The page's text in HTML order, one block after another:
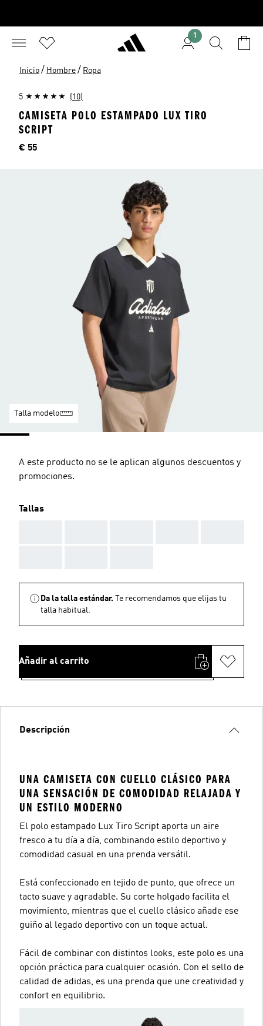
1
Inicio / Hombre / Ropa
5 (10)
CAMISETA POLO ESTAMPADO LUX TIRO
SCRIPT
Precio
€ 55
Talla modelo
A este producto no se le aplican algunos descuentos y
promociones.
Tallas
Da la talla estándar.
Te recomendamos que elijas tu
talla habitual.
Añadir al carrito
Descripción
UNA CAMISETA CON CUELLO CLÁSICO PARA
UNA SENSACIÓN DE COMODIDAD RELAJADA Y
UN ESTILO MODERNO
El polo estampado Lux Tiro Script aporta un aire
fresco a tu día a día, combinando estilo deportivo y
comodidad casual en una prenda versátil.
Está confeccionado en tejido de punto, que ofrece un
tacto suave y agradable. Su corte holgado facilita el
movimiento, mientras que el cuello clásico añade ese
guiño al legado deportivo con un toque actual.
Fácil de combinar con distintos looks, este polo es una
opción práctica para cualquier ocasión. Con el sello de
calidad de adidas, es una prenda que une creatividad y
confort en equilibrio.